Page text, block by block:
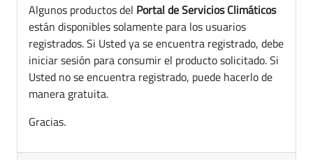
Algunos productos del Portal de Servicios Climáticos
están disponibles solamente para los usuarios
registrados. Si Usted ya se encuentra registrado, debe
iniciar sesión para consumir el producto solicitado. Si
Usted no se encuentra registrado, puede hacerlo de
manera gratuita.
Gracias.